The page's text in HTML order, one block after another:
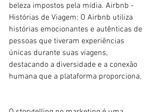
beleza impostos pela mídia. Airbnb -
Histórias de Viagem: O Airbnb utiliza
histórias emocionantes e autênticas de
pessoas que tiveram experiências
únicas durante suas viagens,
destacando a diversidade e a conexão
humana que a plataforma proporciona.